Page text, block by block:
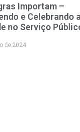
Importam –
e Celebrando a
no Serviço
de 2024